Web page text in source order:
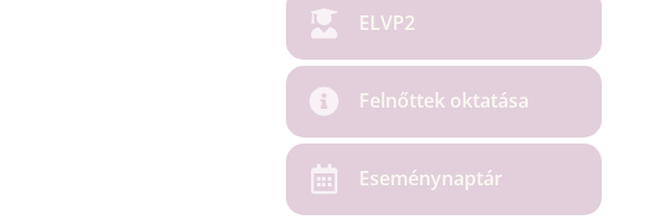
ELVP2
Felnőttek oktatása
Eseménynaptár